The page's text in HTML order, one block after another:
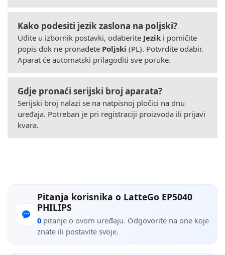
Kako podesiti jezik zaslona na poljski?
Uđite u izbornik postavki, odaberite Jezik i pomičite
popis dok ne pronađete Poljski (PL). Potvrdite odabir.
Aparat će automatski prilagoditi sve poruke.
Gdje pronaći serijski broj aparata?
Serijski broj nalazi se na natpisnoj pločici na dnu
uređaja. Potreban je pri registraciji proizvoda ili prijavi
kvara.
Pitanja korisnika o LatteGo EP5040
PHILIPS
0 pitanje o ovom uređaju. Odgovorite na one koje
znate ili postavite svoje.